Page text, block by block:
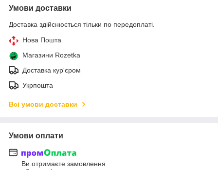
Умови доставки
Доставка здійснюється тільки по передоплаті.
Нова Пошта
Магазини Rozetka
Доставка кур'єром
Укрпошта
Всі умови доставки
Умови оплати
Ви отримаєте замовлення